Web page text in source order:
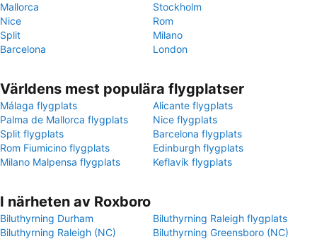
Mallorca
Stockholm
Nice
Rom
Split
Milano
Barcelona
London
Världens mest populära flygplatser
Málaga flygplats
Alicante flygplats
Palma de Mallorca flygplats
Nice flygplats
Split flygplats
Barcelona flygplats
Rom Fiumicino flygplats
Edinburgh flygplats
Milano Malpensa flygplats
Keflavík flygplats
I närheten av Roxboro
Biluthyrning Durham
Biluthyrning Raleigh flygplats
Biluthyrning Raleigh (NC)
Biluthyrning Greensboro (NC)